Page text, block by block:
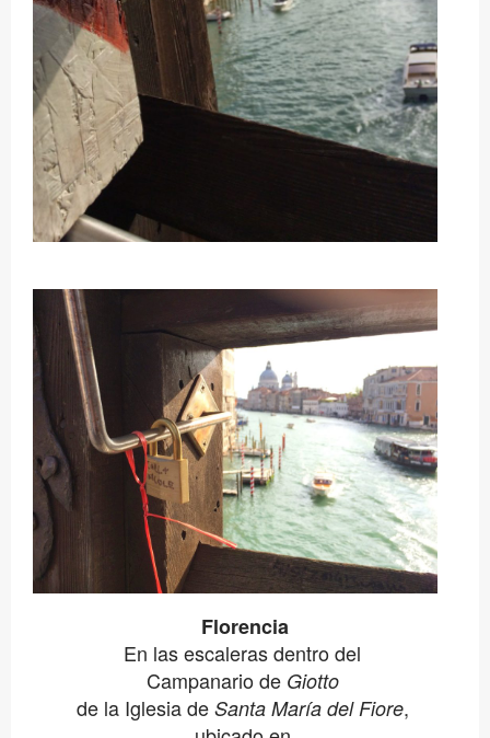
Florencia
En las escaleras dentro del
Campanario de Giotto
de la Iglesia de Santa María del Fiore,